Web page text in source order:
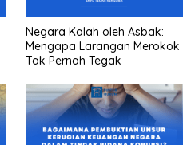
Negara Kalah oleh Asbak:
Mengapa Larangan Merokok
Tak Pernah Tegak